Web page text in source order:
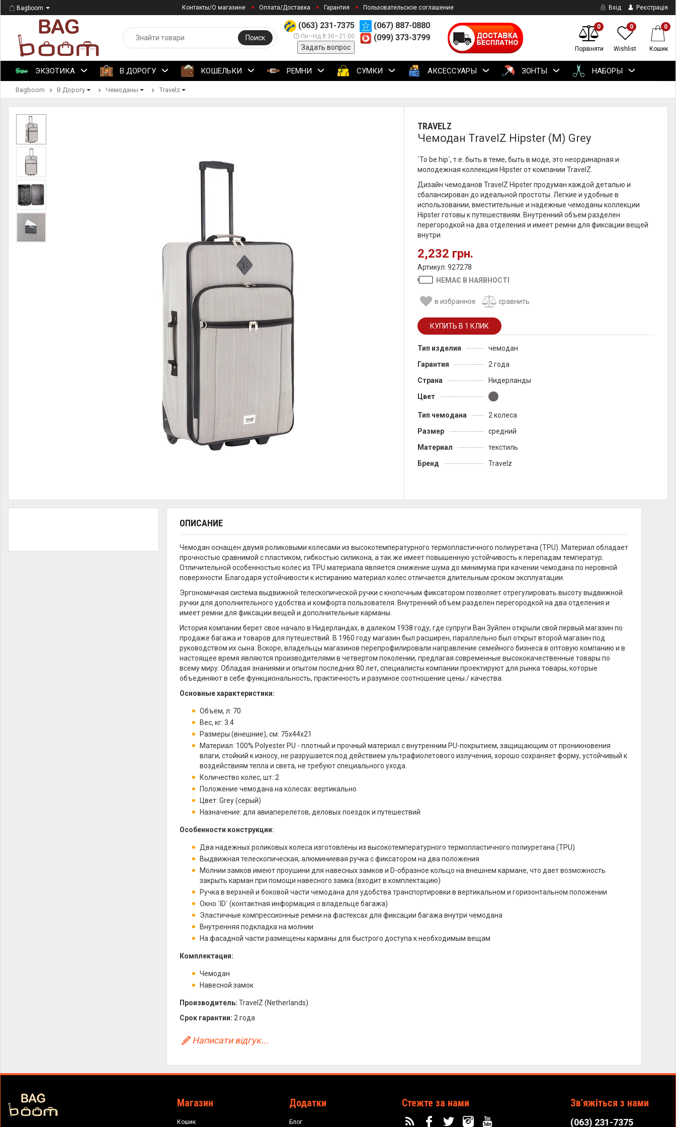
Bagboom Контакты/О магазине Оплата/Доставка Гарантия Пользовательское соглашение Вхід Реєстрація
(063) 231-7375
Пн—Нд 8:30—21:00
Задать вопрос
(067) 887-0880
(099) 373-3799
Поиск
0
Порівняти
0
Wishlist
0
Кошик
ЭКЗОТИКА В ДОРОГУ КОШЕЛЬКИ РЕМНИ СУМКИ АКСЕССУАРЫ ЗОНТЫ НАБОРЫ
Bagboom В Дорогу Чемоданы Travelz
TRAVELZ
Чемодан TravelZ Hipster (M) Grey
`To be hip`, т.е. быть в теме, быть в моде, это неординарная и
молодежная коллекция Hipster от компании TravelZ.
Дизайн чемоданов TravelZ Hipster продуман каждой деталью и
сбалансирован до идеальной простоты. Легкие и удобные в
использовании, вместительные и надежные чемоданы коллекции
Hipster готовы к путешествиям. Внутренний объем разделен
перегородкой на два отделения и имеет ремни для фиксации вещей
внутри.
2,232 грн.
Артикул: 927278
НЕМАЄ В НАЯВНОСТІ
в избранное сравнить
Тип изделия
чемодан
Гарантия
2 года
Страна
Нидерланды
Цвет
Тип чемодана
2 колеса
Размер
средний
Материал
текстиль
Бренд
Travelz
ОПИСАНИЕ
Чемодан оснащен двумя роликовыми колесами из высокотемпературного термопластичного полиуретана (TPU). Материал обладает
прочностью сравнимой с пластиком, гибкостью силикона, а так же имеет повышенную устойчивость к перепадам температур.
Отличительной особенностью колес из TPU материала является снижение шума до минимума при качении чемодана по неровной
поверхности. Благодаря устойчивости к истиранию материал колес отличается длительным сроком эксплуатации.
Эргономичная система выдвижной телескопической ручки с кнопочным фиксатором позволяет отрегулировать высоту выдвижной
ручки для дополнительного удобства и комфорта пользователя. Внутренний объем разделен перегородкой на два отделения и
имеет ремни для фиксации вещей и дополнительные карманы.
История компании берет свое начало в Нидерландах, в далеком 1938 году, где супруги Ван Зуйлен открыли свой первый магазин по
продаже багажа и товаров для путешествий. В 1960 году магазин был расширен, параллельно был открыт второй магазин под
руководством их сына. Вскоре, владельцы магазинов перепрофилировали направление семейного бизнеса в оптовую компанию и в
настоящее время являются производителями в четвертом поколении, предлагая современные высококачественные товары по
всему миру. Обладая знаниями и опытом последних 80 лет, специалисты компании проектируют для рынка товары, которые
объединяют в себе функциональность, практичность и разумное соотношение цены / качества.
Основные характеристики:
Объем, л: 70
Вес, кг: 3.4
Размеры (внешние), см: 75x44x21
Материал: 100% Polyester PU - плотный и прочный материал с внутренним PU-покрытием, защищающим от проникновения
влаги, стойкий к износу, не разрушается под действием ультрафиолетового излучения, хорошо сохраняет форму, устойчивый к
воздействиям тепла и света, не требуют специального ухода.
Количество колес, шт: 2
Положение чемодана на колесах: вертикально
Цвет: Grey (серый)
Назначение: для авиаперелетов, деловых поездок и путешествий
Особенности конструкции:
Два надежных роликовых колеса изготовлены из высокотемпературного термопластичного полиуретана (TPU)
Выдвижная телескопическая, алюминиевая ручка с фиксатором на два положения
Молнии замков имеют проушини для навесных замков и D-образное кольцо на внешнем кармане, что дает возможность
закрыть карман при помощи навесного замка (входит в комплектацию)
Ручка в верхней и боковой части чемодана для удобства транспортировки в вертикальном и горизонтальном положении
Окно `ID` (контактная информация о владельце багажа)
Эластичные компрессионные ремни на фастексах для фиксации багажа внутри чемодана
Внутренняя подкладка на молнии
На фасадной части размещены карманы для быстрого доступа к необходимым вещам
Комплектация:
Чемодан
Навесной замок
Производитель: TravelZ (Netherlands)
Срок гарантии: 2 года
Написати відгук...
Магазин
Кошик
Додатки
Блог
Стежте за нами Зв'яжіться з нами
(063) 231-7375